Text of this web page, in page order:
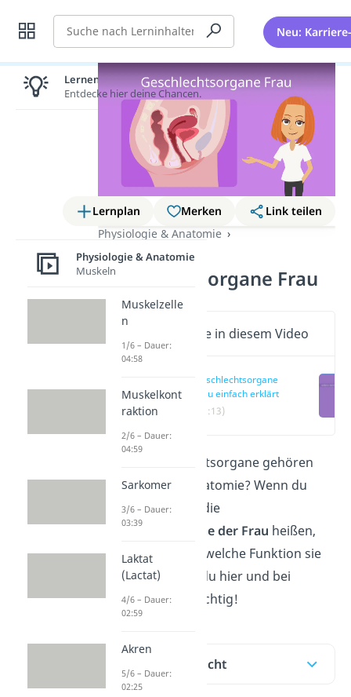
Suche Neu:
Lernplan Merken
Link teilen
Physiologie & Anatomie
Geschlechtsorgane
Geschlechtsorgane Frau
Wichtige Inhalte in diesem Video
Geschlechtsorgane
Frau einfach erklärt
(00:13)
Welche Geschlechtsorgane gehören
zur weiblichen Anatomie? Wenn du
wissen willst, wie die
Geschlechtsorganeder Frau heißen,
wo sie liegen und welche Funktion sie
haben, dann bist du hier und bei
unseremVideo richtig!
Inhaltsübersicht
Lernen lohnt sich!
Entdecke hier deine Chancen.
Physiologie & Anatomie
Muskeln
Muskelzelle
n
1/6 – Dauer:
04:58
Muskelkont
raktion
2/6 – Dauer:
04:59
Sarkomer
3/6 – Dauer:
03:39
Laktat
(Lactat)
4/6 – Dauer:
02:59
Akren
5/6 – Dauer:
02:25